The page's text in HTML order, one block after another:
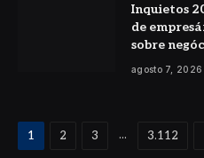
Inquietos
de
sobre
agosto 7, 2026
1 2 3 ... 3.112